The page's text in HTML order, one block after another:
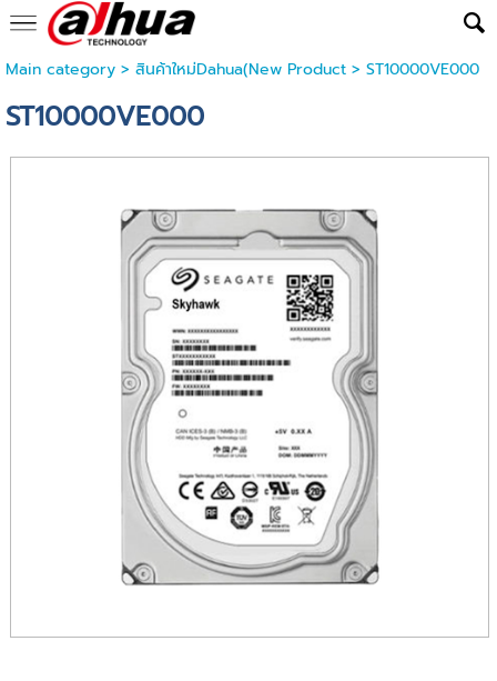
Main category> สินค้าใหม่Dahua(New Product> ST10000VE000
ST10000VE000